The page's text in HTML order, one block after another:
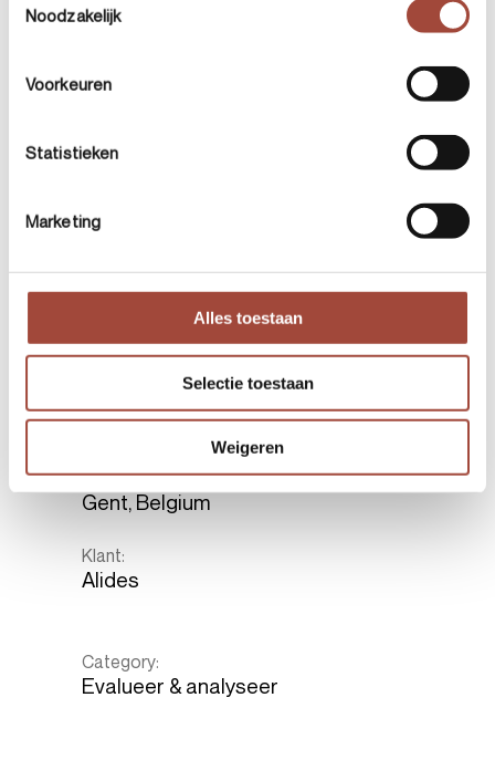
Noodzakelijk
Voorkeuren
Statistieken
Marketing
Alles toestaan
Selectie toestaan
Weigeren
rendement voor de ontwikkelaar. Het
academische partner respecteert, de
integreert, en tegelijk een rendabel
Soulbricks waarde creëert in de vroege
vastgoedprojecten, door visie, data en
2025
Locatie:
Gent, Belgium
Klant:
Alides
Category:
Evalueer & analyseer